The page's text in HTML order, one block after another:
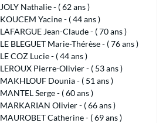
JOLY Nathalie - ( 62 ans )
KOUCEM Yacine - ( 44 ans )
LAFARGUE Jean-Claude - ( 70 ans )
LE BLEGUET Marie-Thérèse - ( 76 ans )
LE COZ Lucie - ( 44 ans )
LEROUX Pierre-Olivier - ( 53 ans )
MAKHLOUF Dounia - ( 51 ans )
MANTEL Serge - ( 60 ans )
MARKARIAN Olivier - ( 66 ans )
MAUROBET Catherine - ( 69 ans )